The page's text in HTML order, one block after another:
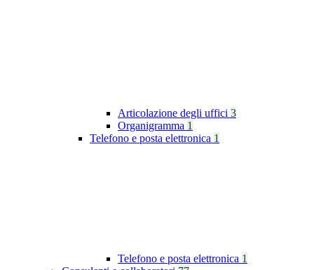
Articolazione degli uffici 3
Organigramma 1
Telefono e posta elettronica 1
Telefono e posta elettronica 1